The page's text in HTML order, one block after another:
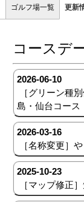
ゴルフ場一覧 更新
コースデ
2026-06-10
［グリーン種
島・仙台コース
2026-03-16
［名称変更］
2025-10-23
［マップ修正